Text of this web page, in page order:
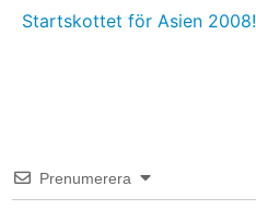
Startskottet för Asien 2008!
Prenumerera